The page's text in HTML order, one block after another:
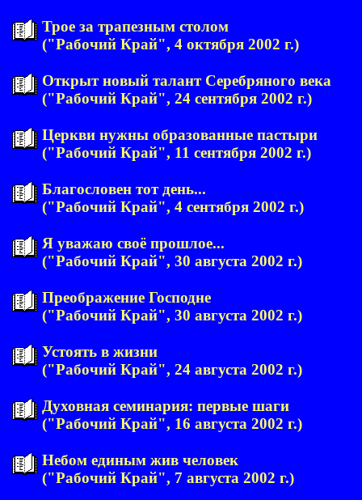
Трое за трапезным столом
("Рабочий Край", 4 октября 2002 г.)
Открыт новый талант Серебряного века
("Рабочий Край", 24 сентября 2002 г.)
Церкви нужны образованные пастыри
("Рабочий Край", 11 сентября 2002 г.)
Благословен тот день...
("Рабочий Край", 4 сентября 2002 г.)
Я уважаю своё прошлое...
("Рабочий Край", 30 августа 2002 г.)
Преображение Господне
("Рабочий Край", 30 августа 2002 г.)
Устоять в жизни
("Рабочий Край", 24 августа 2002 г.)
Духовная семинария: первые шаги
("Рабочий Край", 16 августа 2002 г.)
Небом единым жив человек
("Рабочий Край", 7 августа 2002 г.)